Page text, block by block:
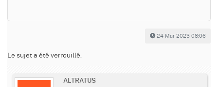
24 Mar 2023 08:06
Le sujet a été verrouillé.
ALTRATUS